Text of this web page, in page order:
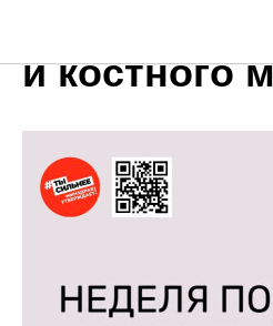
Неделя
и костного